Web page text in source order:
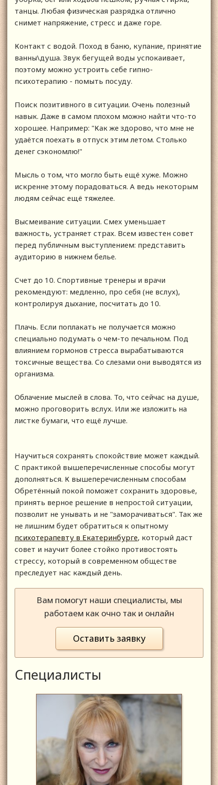
танцы. Любая физическая разрядка отлично
снимет напряжение, стресс и даже горе.
Контакт с водой. Поход в баню, купание, принятие
ванны\душа. Звук бегущей воды успокаивает,
поэтому можно устроить себе гипно-
психотерапию - помыть посуду.
Поиск позитивного в ситуации. Очень полезный
навык. Даже в самом плохом можно найти что-то
хорошее. Например: "Как же здорово, что мне не
удаётся поехать в отпуск этим летом. Столько
денег сэкономлю!"
Мысль о том, что могло быть ещё хуже. Можно
искренне этому порадоваться. А ведь некоторым
людям сейчас ещё тяжелее.
Высмеивание ситуации. Смех уменьшает
важность, устраняет страх. Всем известен совет
перед публичным выступлением: представить
аудиторию в нижнем белье.
Счет до 10. Спортивные тренеры и врачи
рекомендуют: медленно, про себя (не вслух),
контролируя дыхание, посчитать до 10.
Плачь. Если поплакать не получается можно
специально подумать о чем-то печальном. Под
влиянием гормонов стресса вырабатываются
токсичные вещества. Со слезами они выводятся из
организма.
Облачение мыслей в слова. То, что сейчас на душе,
можно проговорить вслух. Или же изложить на
листке бумаги, что ещё лучше.
Научиться сохранять спокойствие может каждый.
С практикой вышеперечисленные способы могут
дополняться. К вышеперечисленным способам
Обретённый покой поможет сохранить здоровье,
принять верное решение в непростой ситуации,
позволит не унывать и не "заморачиваться". Так же
не лишним будет обратиться к опытному
психотерапевту в Екатеринбурге, который даст
совет и научит более стойко противостоять
стрессу, который в современном обществе
преследует нас каждый день.
Вам помогут наши специалисты, мы
работаем как очно так и онлайн
Оставить заявку
Специалисты